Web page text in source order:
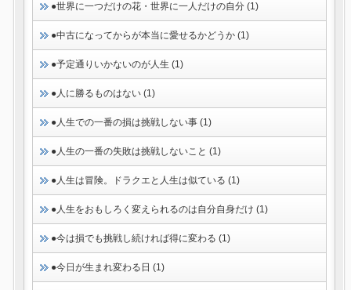
●世界に一つだけの花・世界に一人だけの自分 (1)
●中古になってからが本当に愛せるかどうか (1)
●予定通りいかないのが人生 (1)
●人に勝るものはない (1)
●人生での一番の損は挑戦しない事 (1)
●人生の一番の失敗は挑戦しないこと (1)
●人生は冒険。ドラクエと人生は似ている (1)
●人生をおもしろく変えられるのは自分自身だけ (1)
●今は損でも挑戦し続ければ得に変わる (1)
●今日が生まれ変わる日 (1)